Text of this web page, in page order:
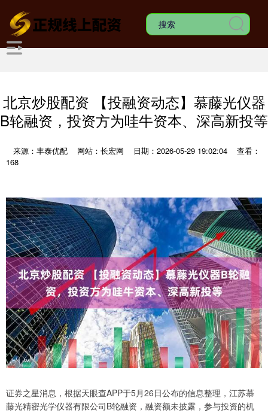
北京炒股配资 【投融资动态】慕藤光仪器
B轮融资，投资方为哇牛资本、深高新投等
来源：丰泰优配 网站：长宏网 日期：2026-05-29 19:02:04
查看：
168
证券之星消息，根据天眼查APP于5月26日公布的信息整理，江苏慕
藤光精密光学仪器有限公司B轮融资，融资额未披露，参与投资的机